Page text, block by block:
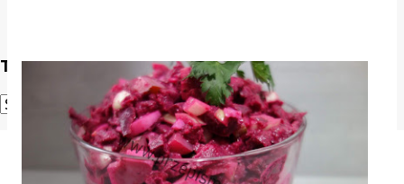
Translate
Powered by Translate